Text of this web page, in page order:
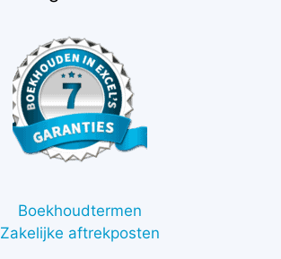
Boekhoudtermen
Zakelijke aftrekposten